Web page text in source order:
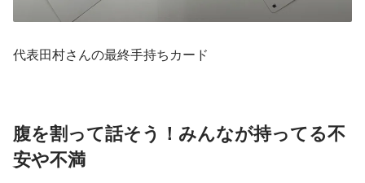
代表田村さんの最終手持ちカード
腹を割って話そう！みんなが持ってる不
安や不満